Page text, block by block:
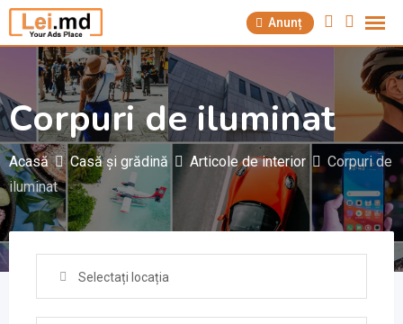
Săriți
la
conținut
Anunț
Corpuri de iluminat
Acasă Casă și grădină Articole de interior
Corpuri de
iluminat
Selectați locația